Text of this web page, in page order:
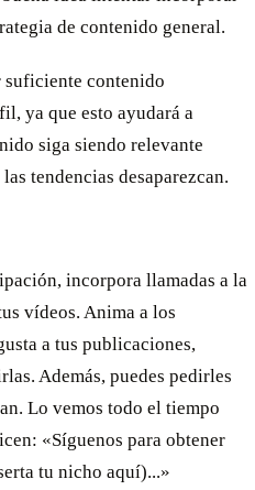
de contenido general.
suficiente contenido
ya que esto ayudará a
siga siendo relevante
tendencias desaparezcan.
incorpora llamadas a la
vídeos. Anima a los
a tus publicaciones,
Además, puedes pedirles
Lo vemos todo el tiempo
«Síguenos para obtener
tu nicho aquí)...»